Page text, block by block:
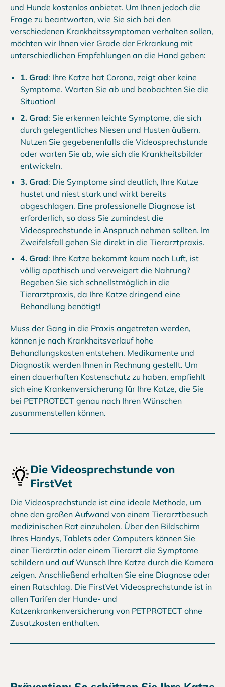
und Hunde kostenlos anbietet. Um Ihnen jedoch die
Frage zu beantworten, wie Sie sich bei den
verschiedenen Krankheitssymptomen verhalten sollen,
möchten wir Ihnen vier Grade der Erkrankung mit
unterschiedlichen Empfehlungen an die Hand geben:
1. Grad: Ihre Katze hat Corona, zeigt aber keine
Symptome. Warten Sie ab und beobachten Sie die
Situation!
2. Grad: Sie erkennen leichte Symptome, die sich
durch gelegentliches Niesen und Husten äußern.
Nutzen Sie gegebenenfalls die Videosprechstunde
oder warten Sie ab, wie sich die Krankheitsbilder
entwickeln.
3. Grad: Die Symptome sind deutlich, Ihre Katze
hustet und niest stark und wirkt bereits
abgeschlagen. Eine professionelle Diagnose ist
erforderlich, so dass Sie zumindest die
Videosprechstunde in Anspruch nehmen sollten. Im
Zweifelsfall gehen Sie direkt in die Tierarztpraxis.
4. Grad: Ihre Katze bekommt kaum noch Luft, ist
völlig apathisch und verweigert die Nahrung?
Begeben Sie sich schnellstmöglich in die
Tierarztpraxis, da Ihre Katze dringend eine
Behandlung benötigt!
Muss der Gang in die Praxis angetreten werden,
können je nach Krankheitsverlauf hohe
Behandlungskosten entstehen. Medikamente und
Diagnostik werden Ihnen in Rechnung gestellt. Um
einen dauerhaften Kostenschutz zu haben, empfiehlt
sich eine Krankenversicherung für Ihre Katze, die Sie
bei PETPROTECT genau nach Ihren Wünschen
zusammenstellen können.
Die Videosprechstunde von
FirstVet
Die Videosprechstunde ist eine ideale Methode, um
ohne den großen Aufwand von einem Tierarztbesuch
medizinischen Rat einzuholen. Über den Bildschirm
Ihres Handys, Tablets oder Computers können Sie
einer Tierärztin oder einem Tierarzt die Symptome
schildern und auf Wunsch Ihre Katze durch die Kamera
zeigen. Anschließend erhalten Sie eine Diagnose oder
einen Ratschlag. Die FirstVet Videosprechstunde ist in
allen Tarifen der Hunde- und
Katzenkrankenversicherung von PETPROTECT ohne
Zusatzkosten enthalten.